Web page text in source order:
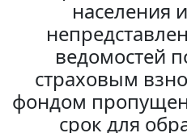
населения
ведомостей
страховым
фондом
срок для